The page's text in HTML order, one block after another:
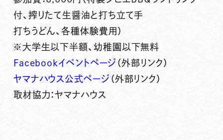
付、搾りたて生醤油と打ち立て手
打ちうどん、各種体験費用）
※大学生以下半額、幼稚園以下無料
Facebookイベントページ （外部リンク）
ヤマナハウス公式ページ （外部リンク）
取材協力：ヤマナハウス